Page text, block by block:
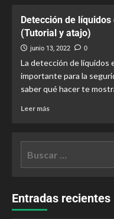
Detección de
(Tutorial y atajo)
junio 13, 2022 0
La detección de líquidos
importante para la
saber qué hacer te
Leer más
Entradas recientes